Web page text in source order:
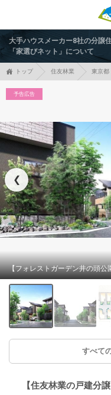
大手ハウスメーカー8社の分譲
「家選びネット」について
トップ 住友林業 東京都
予告広告
❮
すべて
【住友林業の戸建分